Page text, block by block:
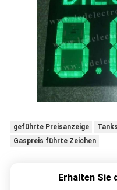
geführte Preisanzeige
Gaspreis führte Zeichen
Erhalten Sie